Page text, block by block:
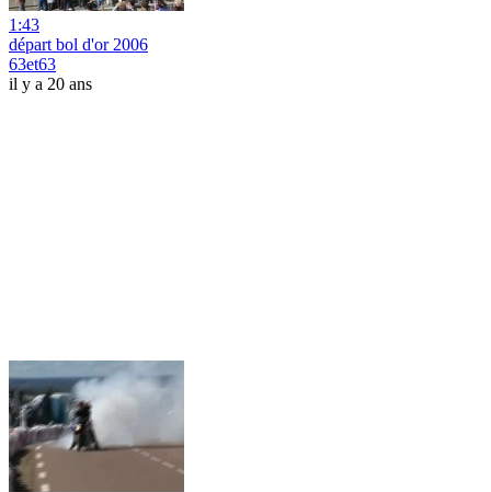
1:43
départ bol d'or 2006
63et63
il y a 20 ans